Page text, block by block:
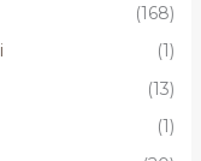
(168)
(1)
(13)
(1)